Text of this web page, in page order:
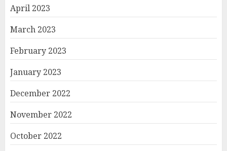
April 2023
March 2023
February 2023
January 2023
December 2022
November 2022
October 2022